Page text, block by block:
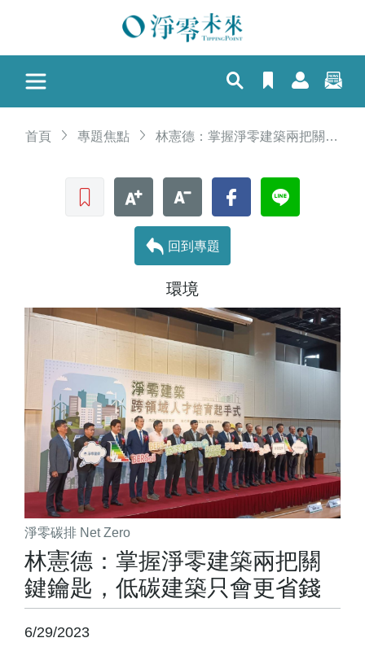
首頁 專題焦點 林憲德：掌握淨零建築兩把關鍵鑰匙，低碳建築只會更省錢
收藏文章 文字加大 文字縮小 Facebook
回到專題
環境
淨零碳排 Net Zero
林憲德：掌握淨零建築兩把關
鍵鑰匙，低碳建築只會更省錢
6/29/2023